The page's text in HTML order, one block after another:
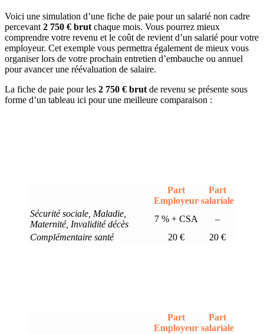
Voici une simulation d’une fiche de paie pour un salarié non cadre
percevant 2 750 € brut chaque mois. Vous pourrez mieux
comprendre votre revenu et le coût de revient d’un salarié pour votre
employeur. Cet exemple vous permettra également de mieux vous
organiser lors de votre prochain entretien d’embauche ou annuel
pour avancer une réévaluation de salaire.
La fiche de paie pour les 2 750 € brut de revenu se présente sous
forme d’un tableau ici pour une meilleure comparaison :
Part
Employeur
Part
salariale
Sécurité sociale, Maladie,
Maternité, Invalidité décès
7 % + CSA
–
Complémentaire santé
20 € 20 €
Part
Employeur
Part
salariale